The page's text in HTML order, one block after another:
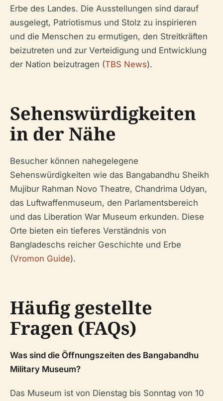
Erbe des Landes. Die Ausstellungen sind darauf
ausgelegt, Patriotismus und Stolz zu inspirieren
und die Menschen zu ermutigen, den Streitkräften
beizutreten und zur Verteidigung und Entwicklung
der Nation beizutragen (TBS News).
Sehenswürdigkeiten
in der Nähe
Besucher können nahegelegene
Sehenswürdigkeiten wie das Bangabandhu Sheikh
Mujibur Rahman Novo Theatre, Chandrima Udyan,
das Luftwaffenmuseum, den Parlamentsbereich
und das Liberation War Museum erkunden. Diese
Orte bieten ein tieferes Verständnis von
Bangladeschs reicher Geschichte und Erbe
(Vromon Guide).
Häufig gestellte
Fragen (FAQs)
Was sind die Öffnungszeiten des Bangabandhu
Military Museum?
Das Museum ist von Dienstag bis Sonntag von 10